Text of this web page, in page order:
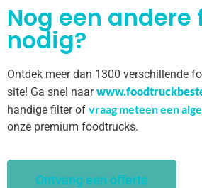
Nog een
nodig?
Ontdek meer dan 1300 verschillende
site! Ga snel naar
handige filter of vraag meteen een
onze premium foodtrucks.
Ontvang een offerte